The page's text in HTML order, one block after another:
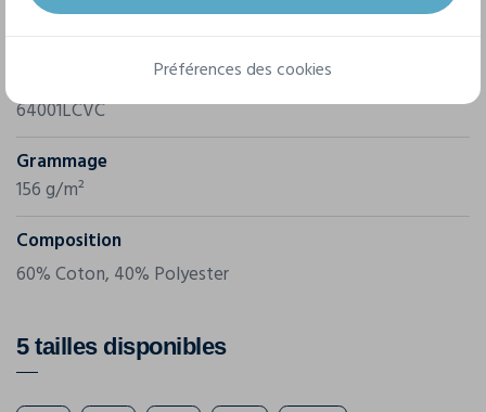
Gildan
64001LCVC
Grammage
156 g/m²
Composition
60% Coton, 40% Polyester
5 tailles disponibles
Préférences des cookies